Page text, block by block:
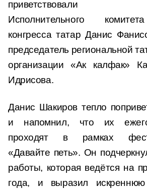
приветствовали
Исполнительного
конгресса татар Данис
председатель региональной
организации «Ак калфак»
Идрисова.
Данис Шакиров тепло
и напомнил, что их
проходят в рамках
«Давайте петь». Он
работы, которая ведётся на
года, и выразил искреннюю